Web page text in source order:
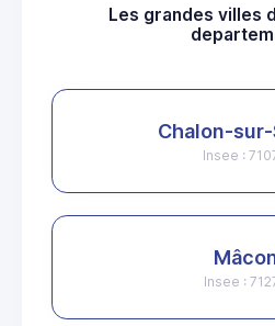
Les grandes villes
Chalon-
Insee :
Insee :